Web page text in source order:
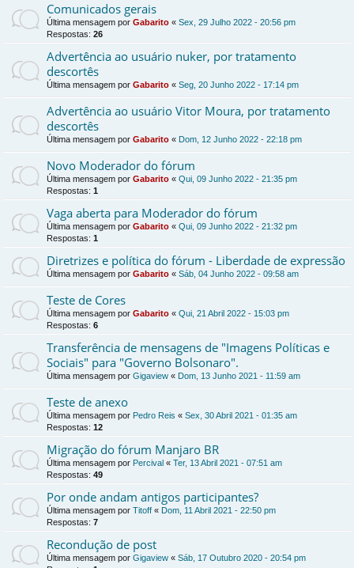
Comunicados gerais
Última mensagem por Gabarito « Sex, 29 Julho 2022 - 20:56 pm
Respostas: 26
Advertência ao usuário nuker, por tratamento
descortês
Última mensagem por Gabarito « Seg, 20 Junho 2022 - 17:14 pm
Advertência ao usuário Vitor Moura, por tratamento
descortês
Última mensagem por Gabarito « Dom, 12 Junho 2022 - 22:18 pm
Novo Moderador do fórum
Última mensagem por Gabarito « Qui, 09 Junho 2022 - 21:35 pm
Respostas: 1
Vaga aberta para Moderador do fórum
Última mensagem por Gabarito « Qui, 09 Junho 2022 - 21:32 pm
Respostas: 1
Diretrizes e política do fórum - Liberdade de expressão
Última mensagem por Gabarito « Sáb, 04 Junho 2022 - 09:58 am
Teste de Cores
Última mensagem por Gabarito « Qui, 21 Abril 2022 - 15:03 pm
Respostas: 6
Transferência de mensagens de "Imagens Políticas e
Sociais" para "Governo Bolsonaro".
Última mensagem por Gigaview « Dom, 13 Junho 2021 - 11:59 am
Teste de anexo
Última mensagem por Pedro Reis « Sex, 30 Abril 2021 - 01:35 am
Respostas: 12
Migração do fórum Manjaro BR
Última mensagem por Percival « Ter, 13 Abril 2021 - 07:51 am
Respostas: 49
Por onde andam antigos participantes?
Última mensagem por Titoff « Dom, 11 Abril 2021 - 22:50 pm
Respostas: 7
Recondução de post
Última mensagem por Gigaview « Sáb, 17 Outubro 2020 - 20:54 pm